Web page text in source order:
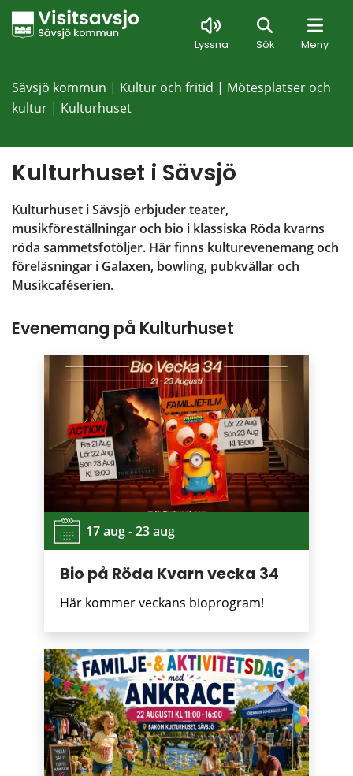
Lyssna Sök Meny
Sök
Sävsjö kommun | Kultur och fritid | Mötesplatser och
kultur | Kulturhuset
Kulturhuset i Sävsjö
Kulturhuset i Sävsjö erbjuder teater,
musikföreställningar och bio i klassiska Röda kvarns
röda sammetsfotöljer. Här finns kulturevenemang och
föreläsningar i Galaxen, bowling, pubkvällar och
Musikcaféserien.
Evenemang på Kulturhuset
17 aug - 23 aug
Bio på Röda Kvarn vecka 34
Här kommer veckans bioprogram!